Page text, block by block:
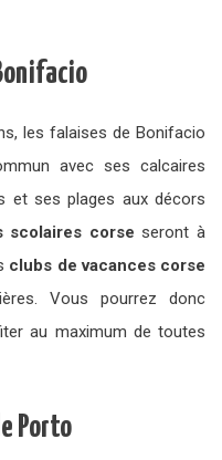
les falaises de Bonifacio
avec ses calcaires
et ses plages aux décors
scolaires corse seront à
clubs de vacances corse
Vous pourrez donc
au maximum de toutes
Porto